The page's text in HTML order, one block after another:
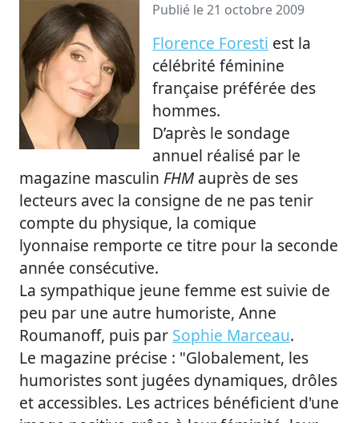
Publié le 21 octobre 2009
Florence Foresti est la
célébrité féminine
française préférée des
hommes.
D’après le sondage
annuel réalisé par le
magazine masculin FHM auprès de ses
lecteurs avec la consigne de ne pas tenir
compte du physique, la comique
lyonnaise remporte ce titre pour la seconde
année consécutive.
La sympathique jeune femme est suivie de
peu par une autre humoriste, Anne
Roumanoff, puis par Sophie Marceau.
Le magazine précise : "Globalement, les
humoristes sont jugées dynamiques, drôles
et accessibles. Les actrices bénéficient d'une